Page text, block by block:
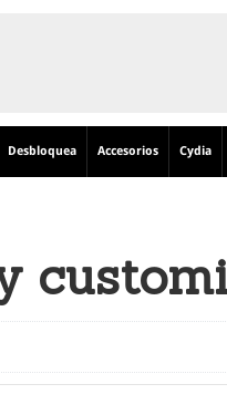
Desbloquea Accesorios Cydia